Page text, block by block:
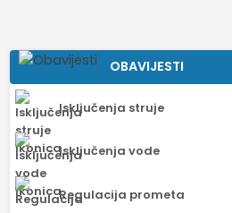
OBAVIJESTI
Isključenja struje
Isključenja vode
Regulacija prometa